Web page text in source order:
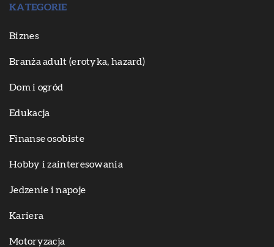
KATEGORIE
Biznes
Branża adult (erotyka, hazard)
Dom i ogród
Edukacja
Finanse osobiste
Hobby i zainteresowania
Jedzenie i napoje
Kariera
Motoryzacja